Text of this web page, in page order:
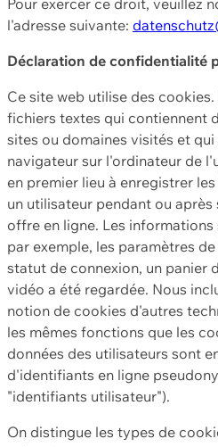
l'adresse suivante:
Déclaration de confidentialité
Ce site web utilise des
fichiers textes qui contiennent
sites ou domaines visités et
navigateur sur l'ordinateur de
en premier lieu à enregistrer
un utilisateur pendant ou après
offre en ligne. Les
par exemple, les paramètres
statut de connexion, un panier
vidéo a été regardée. Nous
notion de cookies d'autres
les mêmes fonctions que les
données des utilisateurs sont
d'identifiants en ligne
"identifiants utilisateur").
On distingue les types de